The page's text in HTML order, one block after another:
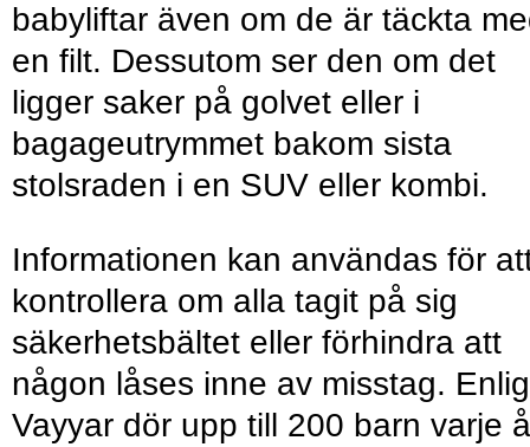
babyliftar även om de är täckta
en filt. Dessutom ser den om det
ligger saker på golvet eller i
bagageutrymmet bakom sista
stolsraden i en SUV eller kombi.
Informationen kan användas för
kontrollera om alla tagit på sig
säkerhetsbältet eller förhindra att
någon låses inne av misstag.
Vayyar dör upp till 200 barn varje